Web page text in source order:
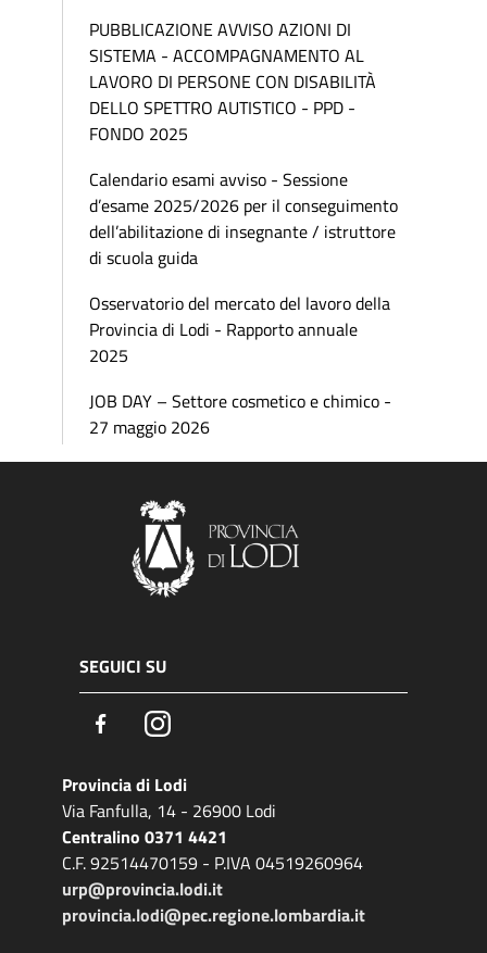
PUBBLICAZIONE AVVISO AZIONI DI
SISTEMA - ACCOMPAGNAMENTO AL
LAVORO DI PERSONE CON DISABILITÀ
DELLO SPETTRO AUTISTICO - PPD -
FONDO 2025
Calendario esami avviso - Sessione
d’esame 2025/2026 per il conseguimento
dell’abilitazione di insegnante / istruttore
di scuola guida
Osservatorio del mercato del lavoro della
Provincia di Lodi - Rapporto annuale
2025
JOB DAY – Settore cosmetico e chimico -
27 maggio 2026
SEGUICI SU
FacebookInstagram
Provincia di Lodi
Via Fanfulla, 14 - 26900 Lodi
Centralino 0371 4421
C.F. 92514470159 - P.IVA 04519260964
urp@provincia.lodi.it
provincia.lodi@pec.regione.lombardia.it